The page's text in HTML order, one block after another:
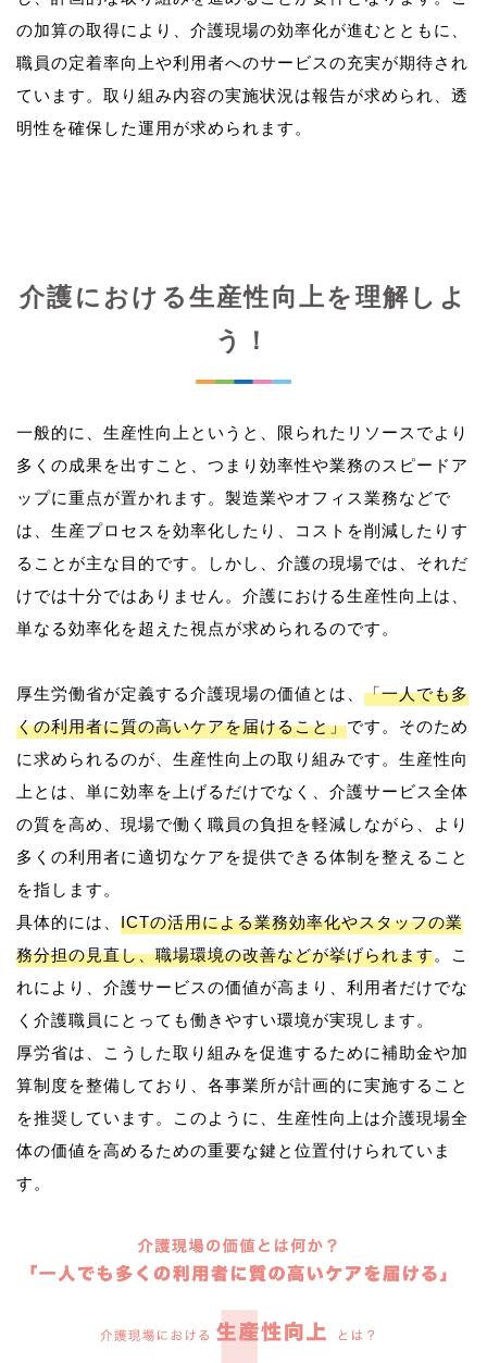
の加算の取得により、介護現場の効率化が進むとともに、
職員の定着率向上や利用者へのサービスの充実が期待され
ています。取り組み内容の実施状況は報告が求められ、透
介護における生産性向上を理解しよ
う！
一般的に、生産性向上というと、限られたリソースでより
多くの成果を出すこと、つまり効率性や業務のスピードア
ップに重点が置かれます。製造業やオフィス業務などで
は、生産プロセスを効率化したり、コストを削減したりす
ることが主な目的です。しかし、介護の現場では、それだ
けでは十分ではありません。介護における生産性向上は、
単なる効率化を超えた視点が求められるのです。
厚生労働省が定義する介護現場の価値とは、 「一人でも多
くの利用者に質の高いケアを届けること」です。そのため
に求められるのが、生産性向上の取り組みです。生産性向
上とは、単に効率を上げるだけでなく、介護サービス全体
の質を高め、現場で働く職員の負担を軽減しながら、より
多くの利用者に適切なケアを提供できる体制を整えること
を指します。
具体的には、 ICTの活用による業務効率化やスタッフの業
務分担の見直し、職場環境の改善などが挙げられます。こ
れにより、介護サービスの価値が高まり、利用者だけでな
く介護職員にとっても働きやすい環境が実現します。
厚労省は、こうした取り組みを促進するために補助金や加
算制度を整備しており、各事業所が計画的に実施すること
を推奨しています。このように、生産性向上は介護現場全
体の価値を高めるための重要な鍵と位置付けられていま